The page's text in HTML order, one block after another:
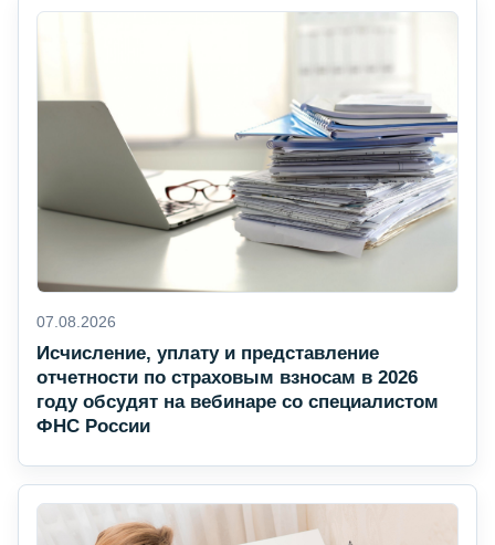
07.08.2026
Исчисление, уплату и представление
отчетности по страховым взносам в 2026
году обсудят на вебинаре со специалистом
ФНС России